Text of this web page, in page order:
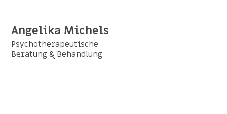
Angelika Michels
Psychotherapeutische
Beratung & Behandlung